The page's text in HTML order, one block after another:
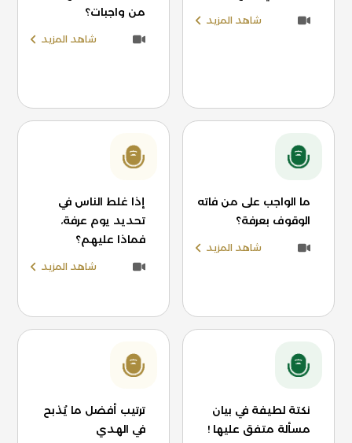
شاهد المزيد
من واجبات؟
شاهد المزيد
ما الواجب على من فاته
الوقوف بعرفة؟
شاهد المزيد
إذا غلط الناس في
تحديد يوم عرفة،
فماذا عليهم؟
شاهد المزيد
نكتة لطيفة في بيان
مسألة متفق عليها !
ترتيب أفضل ما يُذبح
في الهدي